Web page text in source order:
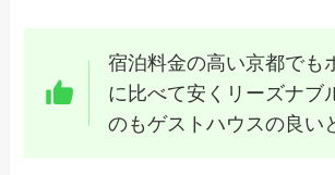
宿泊料金の高い京都でも
に比べて安くリーズナブ
のもゲストハウスの良い